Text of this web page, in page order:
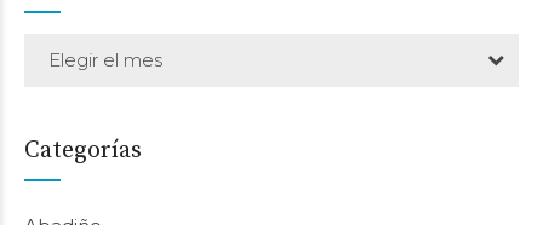
Elegir el mes
Categorías